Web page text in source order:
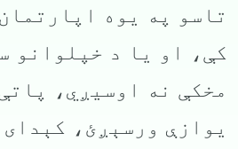
تاسو په یوه
کې، او یا د خپلوانو
مخکې نه اوسیږي،
یوازې ورسېږئ، کېدای